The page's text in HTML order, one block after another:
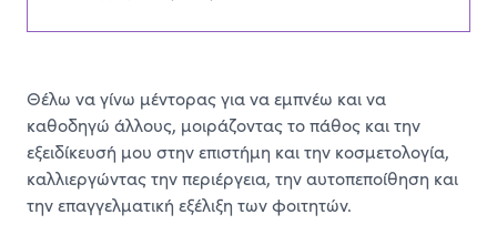
Θέλω να γίνω μέντορας για να εμπνέω και να
καθοδηγώ άλλους, μοιράζοντας το πάθος και την
εξειδίκευσή μου στην επιστήμη και την κοσμετολογία,
καλλιεργώντας την περιέργεια, την αυτοπεποίθηση και
την επαγγελματική εξέλιξη των φοιτητών.